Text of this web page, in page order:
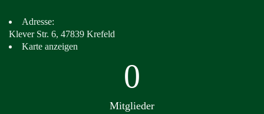
Adresse:
Klever Str. 6, 47839 Krefeld
Karte anzeigen
0
Mitglieder